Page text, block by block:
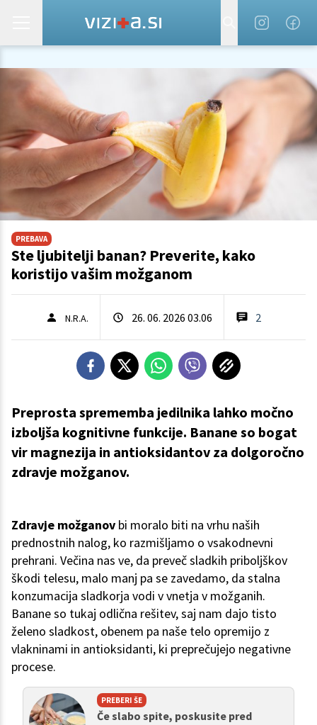
PREBAVA
Ste ljubitelji banan? Preverite, kako
koristijo vašim možganom
N.R.A. 26. 06. 2026 03.06 2
Preprosta sprememba jedilnika lahko močno
izboljša kognitivne funkcije. Banane so bogat
vir magnezija in antioksidantov za dolgoročno
zdravje možganov.
Zdravje možganov bi moralo biti na vrhu naših
prednostnih nalog, ko razmišljamo o vsakodnevni
prehrani. Večina nas ve, da preveč sladkih priboljškov
škodi telesu, malo manj pa se zavedamo, da stalna
konzumacija sladkorja vodi v vnetja v možganih.
Banane so tukaj odlična rešitev, saj nam dajo tisto
želeno sladkost, obenem pa naše telo opremijo z
vlakninami in antioksidanti, ki preprečujejo negativne
procese.
PREBERI ŠE
Če slabo spite, poskusite pred